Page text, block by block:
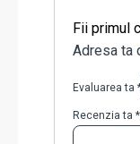
Fii primul
Adresa ta
Evaluarea ta
Recenzia ta *